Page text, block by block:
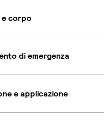
e corpo
di emergenza
e applicazione